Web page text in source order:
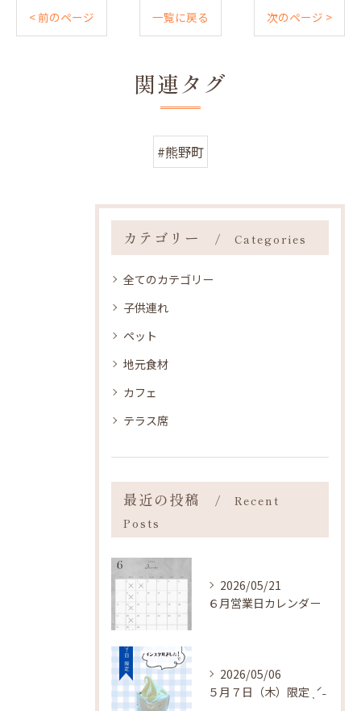
< 前のページ 一覧に戻る 次のページ >
関連タグ
#熊野町
カテゴリー Categories
全てのカテゴリー
子供連れ
ペット
地元食材
カフェ
テラス席
最近の投稿
Recent
Posts
2026/05/21
６月営業日カレンダー
2026/05/06
５月７日（木）限定 ˎˊ˗